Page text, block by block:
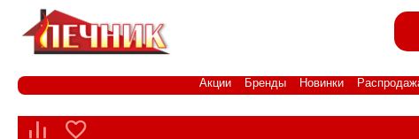
Акции Бренды Новинки